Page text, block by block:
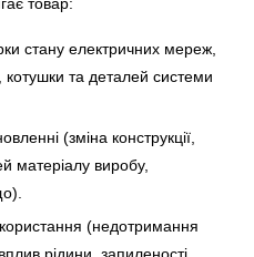
товар:
стану електричних мереж,
та деталей системи
(зміна конструкції,
матеріалу виробу,
(недотримання